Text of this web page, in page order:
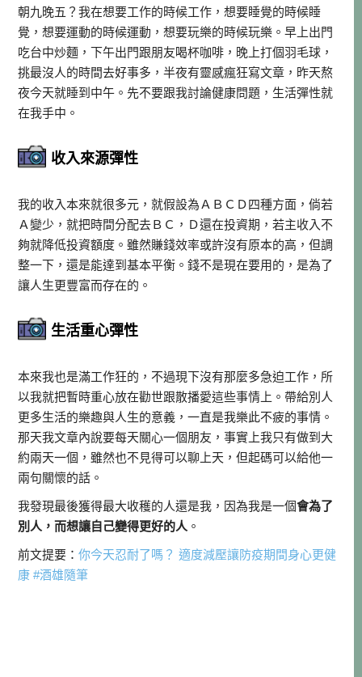
朝九晚五？我在想要工作的時候工作，想要睡覺的時候睡
覺，想要運動的時候運動，想要玩樂的時候玩樂。早上出門
吃台中炒麵，下午出門跟朋友喝杯咖啡，晚上打個羽毛球，
挑最沒人的時間去好事多，半夜有靈感瘋狂寫文章，昨天熬
夜今天就睡到中午。先不要跟我討論健康問題，生活彈性就
在我手中。
收入來源彈性
我的收入本來就很多元，就假設為ＡＢＣＤ四種方面，倘若
Ａ變少，就把時間分配去ＢＣ，Ｄ還在投資期，若主收入不
夠就降低投資額度。雖然賺錢效率或許沒有原本的高，但調
整一下，還是能達到基本平衡。錢不是現在要用的，是為了
讓人生更豐富而存在的。
生活重心彈性
本來我也是滿工作狂的，不過現下沒有那麼多急迫工作，所
以我就把暫時重心放在勸世跟散播愛這些事情上。帶給別人
更多生活的樂趣與人生的意義，一直是我樂此不疲的事情。
那天我文章內說要每天關心一個朋友，事實上我只有做到大
約兩天一個，雖然也不見得可以聊上天，但起碼可以給他一
兩句關懷的話。
我發現最後獲得最大收穫的人還是我，因為我是一個會為了
別人，而想讓自己變得更好的人 。
前文提要：你今天忍耐了嗎？ 適度減壓讓防疫期間身心更健
康 #酒雄隨筆